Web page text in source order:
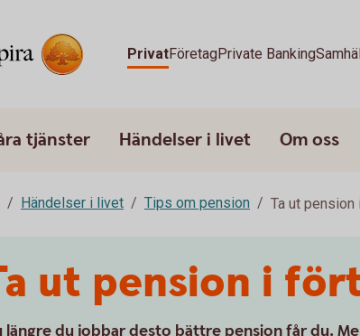
PrivatFöretagPrivate Banking
tjänster Händelser i livet Om oss
Händelser i livet Tips om pension Ta ut
ut pension i
längre du jobbar desto bättre pension får du.